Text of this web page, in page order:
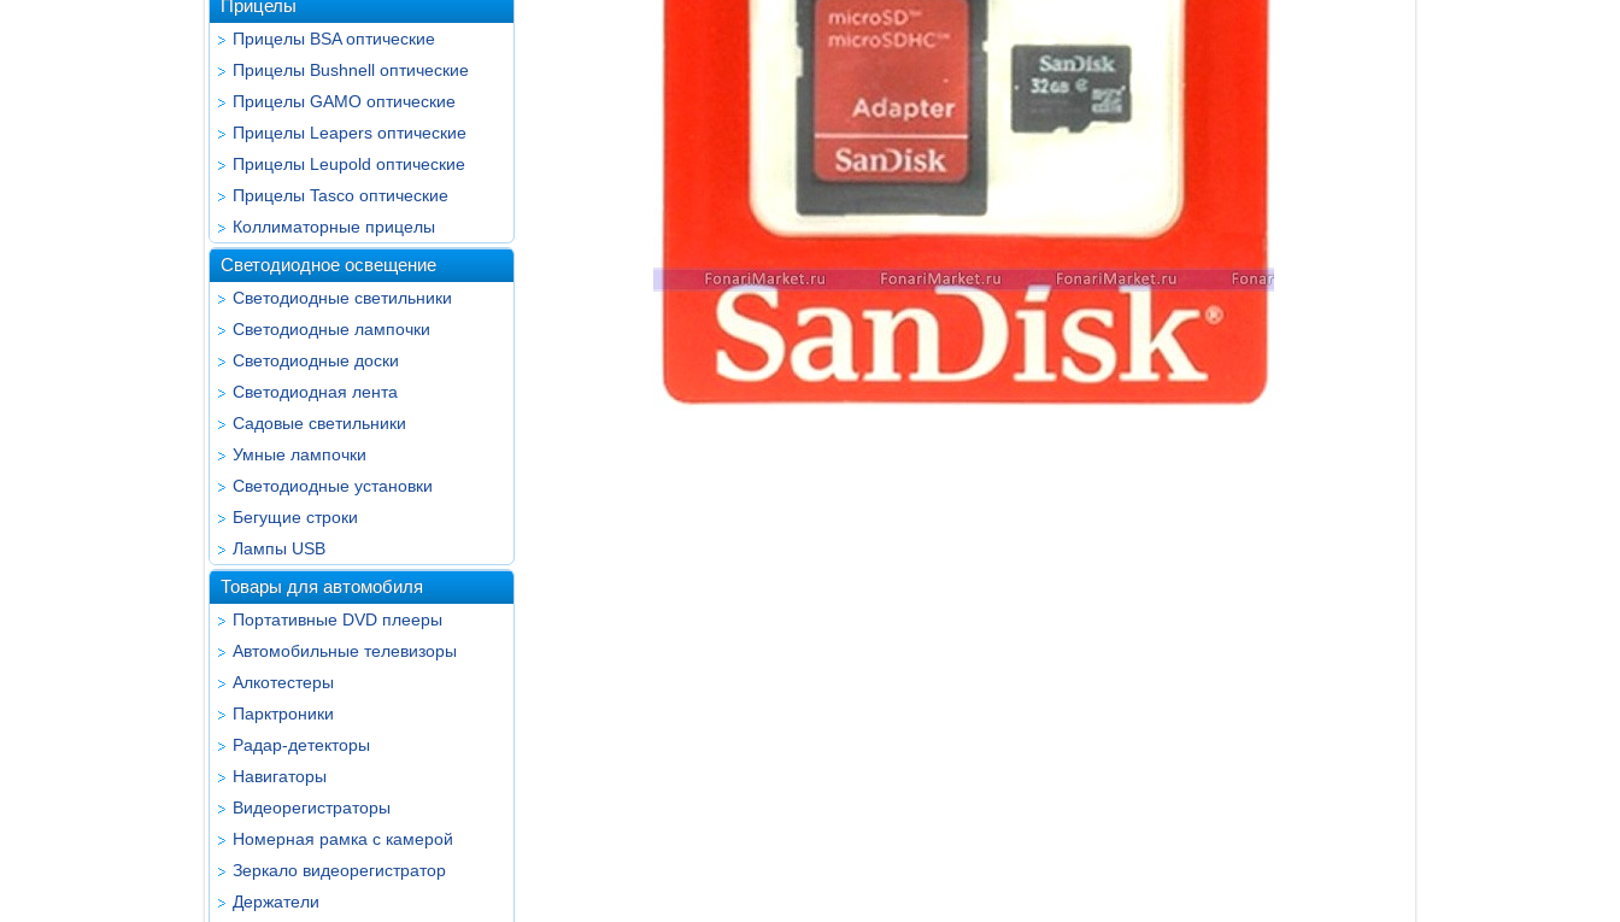
Прицелы
Прицелы BSA оптические
Прицелы Bushnell оптические
Прицелы GAMO оптические
Прицелы Leapers оптические
Прицелы Leupold оптические
Прицелы Tasco оптические
Коллиматорные прицелы
Светодиодное освещение
Светодиодные светильники
Светодиодные лампочки
Светодиодные доски
Светодиодная лента
Садовые светильники
Умные лампочки
Светодиодные установки
Бегущие строки
Лампы USB
Товары для автомобиля
Портативные DVD плееры
Автомобильные телевизоры
Алкотестеры
Парктроники
Радар-детекторы
Навигаторы
Видеорегистраторы
Номерная рамка с камерой
Зеркало видеорегистратор
Держатели